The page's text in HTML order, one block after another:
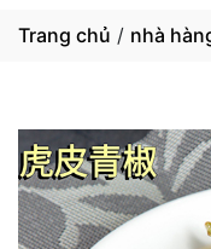
Trang chủ / nhà